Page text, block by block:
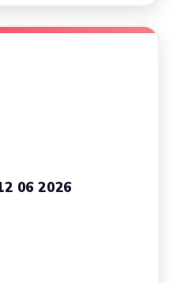
06 2026